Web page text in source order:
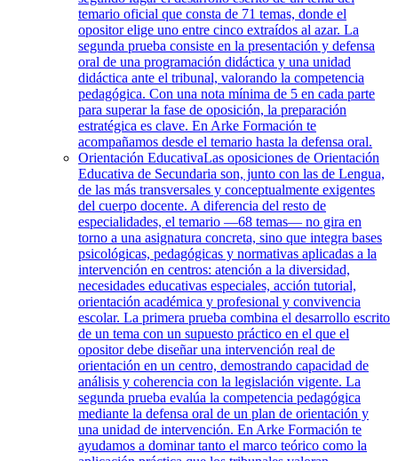
temario oficial que consta de 71 temas, donde el
opositor elige uno entre cinco extraídos al azar. La
segunda prueba consiste en la presentación y defensa
oral de una programación didáctica y una unidad
didáctica ante el tribunal, valorando la competencia
pedagógica. Con una nota mínima de 5 en cada parte
para superar la fase de oposición, la preparación
estratégica es clave. En Arke Formación te
acompañamos desde el temario hasta la defensa oral.
Orientación EducativaLas oposiciones de Orientación
Educativa de Secundaria son, junto con las de Lengua,
de las más transversales y conceptualmente exigentes
del cuerpo docente. A diferencia del resto de
especialidades, el temario —68 temas— no gira en
torno a una asignatura concreta, sino que integra bases
psicológicas, pedagógicas y normativas aplicadas a la
intervención en centros: atención a la diversidad,
necesidades educativas especiales, acción tutorial,
orientación académica y profesional y convivencia
escolar. La primera prueba combina el desarrollo escrito
de un tema con un supuesto práctico en el que el
opositor debe diseñar una intervención real de
orientación en un centro, demostrando capacidad de
análisis y coherencia con la legislación vigente. La
segunda prueba evalúa la competencia pedagógica
mediante la defensa oral de un plan de orientación y
una unidad de intervención. En Arke Formación te
ayudamos a dominar tanto el marco teórico como la